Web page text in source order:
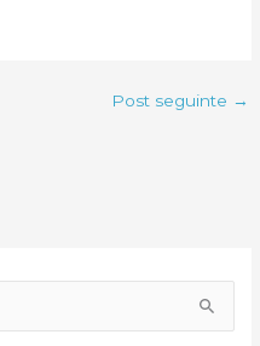
Post seguinte →